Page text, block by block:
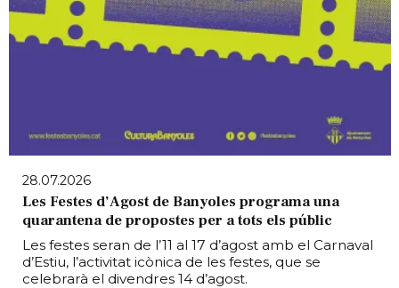
28.07.2026
Les Festes d’Agost de Banyoles programa una
quarantena de propostes per a tots els públic
Les festes seran de l’11 al 17 d’agost amb el Carnaval
d’Estiu, l’activitat icònica de les festes, que se
celebrarà el divendres 14 d’agost.